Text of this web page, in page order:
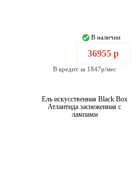
В наличии
36955 р
В кредит за 1847р/мес
Ель искусственная Black Box
Атлантида заснеженная с
лампами